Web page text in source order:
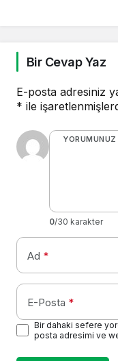
Bir Cevap Yaz
E-posta adresiniz
* ile
YORUMUNUZ
0/30 karakter
Ad *
E-Posta *
Bir dahaki sefere
posta adresimi ve